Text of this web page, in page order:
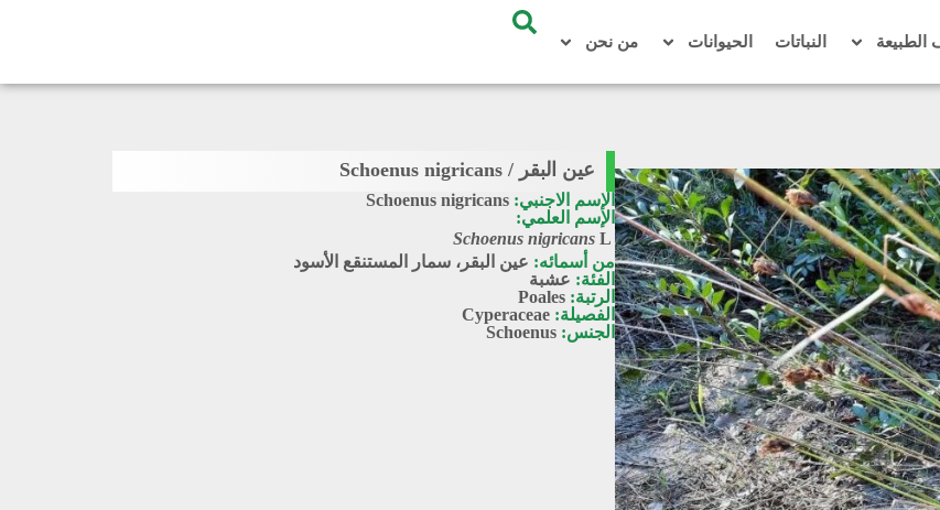
الطبيعة النباتات الحيوانات من نحن
عين البقر / Schoenus nigricans
الإسم الاجنبي: Schoenus nigricans
الإسم العلمي:
Schoenus nigricans L
من أسمائه: عين البقر، سمار المستنقع الأسود
الفئة: عشبة
الرتبة: Poales
الفصيلة: Cyperaceae
الجنس: Schoenus